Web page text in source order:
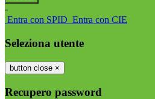
-
Entra con SPID Entra con CIE
Seleziona utente
button close ×
Recupero password